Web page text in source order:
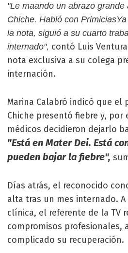
"Le maando un abrazo grande
Chiche. Habló con
la nota, siguió a su cuarto
internado", contó Luis
nota exclusiva a su colega
internación.
Marina Calabró indicó que el
Chiche presentó fiebre y, por
médicos decidieron dejarlo
"Está en Mater Dei. Está
pueden bajar la fiebre",
Días atrás, el reconocido
alta tras un mes internado.
clínica, el referente de la TV
compromisos profesionales,
complicado su recuperación.